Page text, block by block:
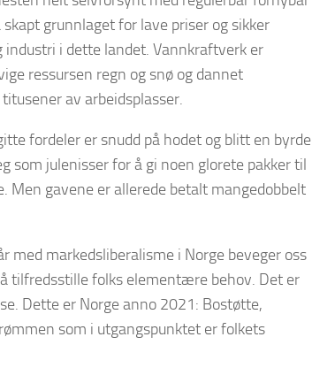
grunnlaget for lave priser og sikker
i dette landet. Vannkraftverk er
ressursen regn og snø og dannet
av arbeidsplasser.
fordeler er snudd på hodet og blitt en byrde
som julenisser for å gi noen glorete pakker til
Men gavene er allerede betalt mangedobbelt
med markedsliberalisme i Norge beveger oss
tilfredsstille folks elementære behov. Det er
Dette er Norge anno 2021: Bostøtte,
som i utgangspunktet er folkets